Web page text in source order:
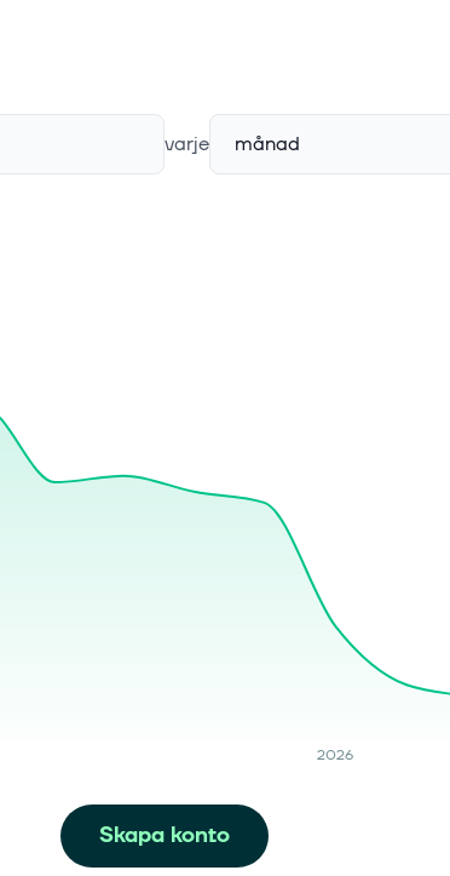
varje
2026
Skapa konto